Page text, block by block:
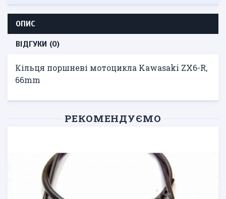
ОПИС
ВІДГУКИ (0)
Кільця поршневі мотоцикла Kawasaki ZX6-R,
66mm
РЕКОМЕНДУЄМО